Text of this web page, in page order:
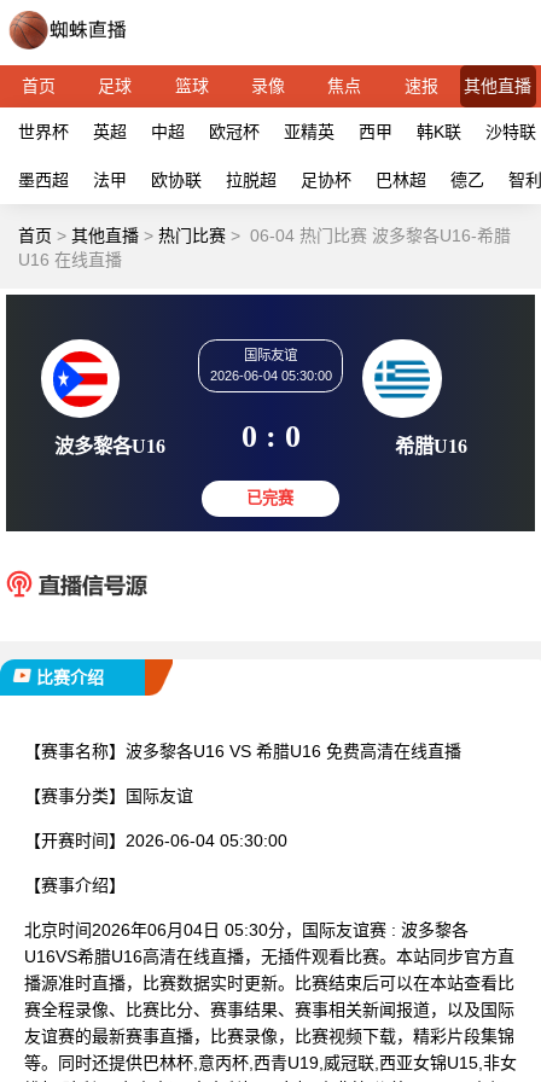
首页 足球 篮球 录像 焦点 速报 其他直播
世界杯 英超 中超 欧冠杯 亚精英 西甲 韩K联 沙特联
墨西超 法甲 欧协联 拉脱超 足协杯 巴林超 德乙 智
首页 > 其他直播 > 热门比赛 > 06-04 热门比赛 波多黎各U16-希腊
U16 在线直播
国际友谊
2026-06-04 05:30:00
0 : 0
比赛介绍
【赛事名称】 波多黎各U16 VS 希腊U16 免费高清在线直播
【赛事分类】 国际友谊
【开赛时间】 2026-06-04 05:30:00
【赛事介绍】
北京时间2026年06月04日 05:30分，国际友谊赛 : 波多黎各
U16VS希腊U16高清在线直播，无插件观看比赛。本站同步官方直
播源准时直播，比赛数据实时更新。比赛结束后可以在本站查看比
赛全程录像、比赛比分、赛事结果、赛事相关新闻报道，以及国际
友谊赛的最新赛事直播，比赛录像，比赛视频下载，精彩片段集锦
等。同时还提供巴林杯,意丙杯,西青U19,威冠联,西亚女锦U15,非女